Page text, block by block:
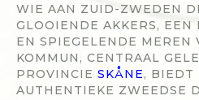
WIE AAN ZUID-ZWEDEN
GLOOIENDE AKKERS,
EN SPIEGELENDE MEREN
KOMMUN, CENTRAAL
PROVINCIE SKÅNE, BIEDT
AUTHENTIEKE ZWEEDSE